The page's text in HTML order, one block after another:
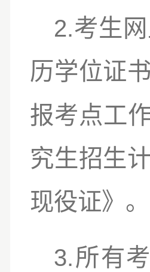
2.考生
历学位证
报考点工
究生招生
现役证》。
3.所有